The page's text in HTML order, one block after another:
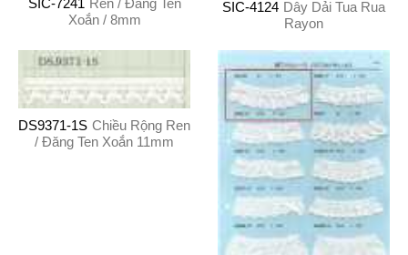
SIC-7241 Ren / Đăng Ten
Xoắn / 8mm
SIC-4124 Dây Dải Tua Rua
Rayon
DS9371-1S Chiều Rộng Ren
/ Đăng Ten Xoắn 11mm